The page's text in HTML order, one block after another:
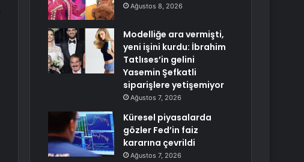
Ağustos 8, 2026
Modelliğe ara vermişti,
yeni işini kurdu: İbrahim
Tatlıses’in gelini
Yasemin Şefkatli
siparişlere yetişemiyor
Ağustos 7, 2026
Küresel piyasalarda
gözler Fed’in faiz
kararına çevrildi
Ağustos 7, 2026